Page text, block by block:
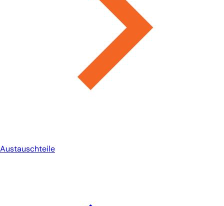
Austauschteile